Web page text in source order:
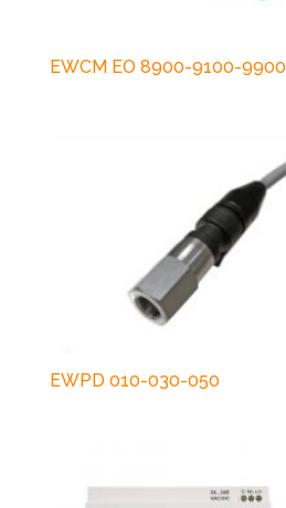
EWCM EO 8900-9100-9900
EWPD 010-030-050